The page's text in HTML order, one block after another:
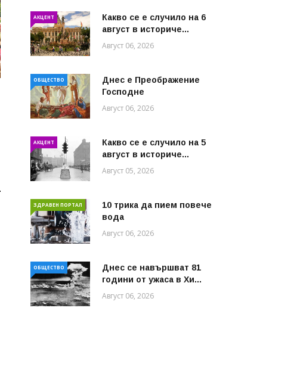
АКЦЕНТ
Какво се е случило на 6
август в историче...
Август 06, 2026
ОБЩЕСТВО
Днес е Преображение
Господне
Август 06, 2026
АКЦЕНТ
Какво се е случило на 5
август в историче...
Август 05, 2026
ЗДРАВЕН ПОРТАЛ
10 трика да пием повече
вода
Август 06, 2026
ОБЩЕСТВО
Днес се навършват 81
години от ужаса в Хи...
Август 06, 2026